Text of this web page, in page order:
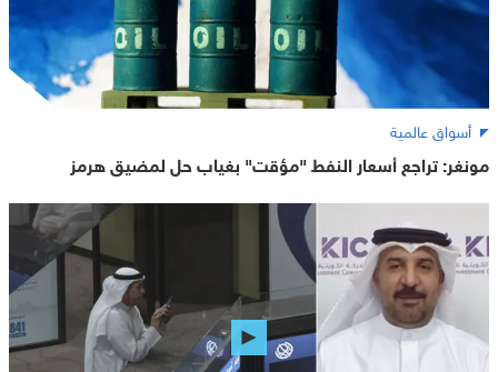
أسواق عالمية
مونغر: تراجع أسعار النفط "مؤقت" بغياب حل لمضيق هرمز